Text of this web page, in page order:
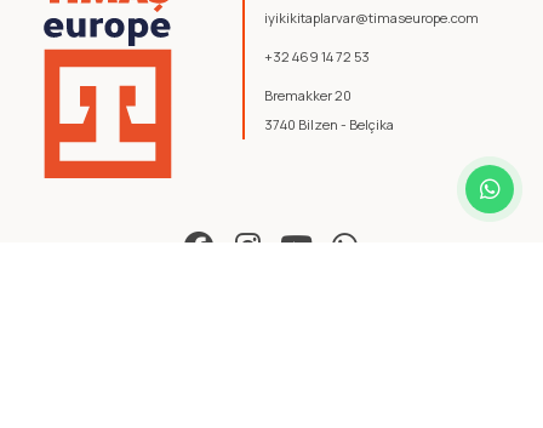
iyikikitaplarvar@timaseurope.com
+32 469 14 72 53
Bremakker 20
3740 Bilzen - Belçika